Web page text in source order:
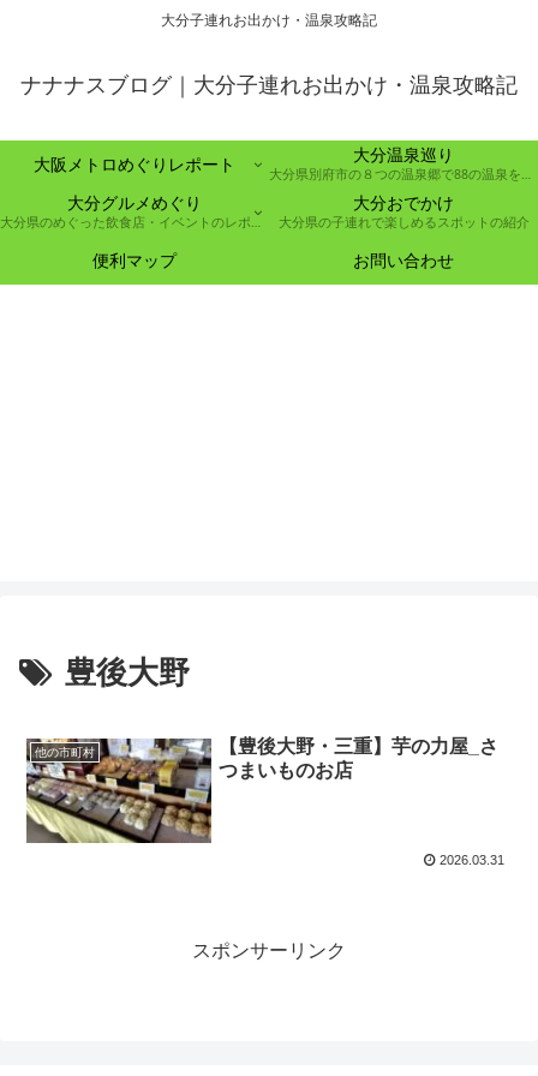
大分子連れお出かけ・温泉攻略記
ナナナスブログ｜大分子連れお出かけ・温泉攻略記
大阪メトロめぐりレポート 大分温泉巡り
大分県別府市の８つの温泉郷で88の温泉を巡る取り組み
大分グルメめぐり
大分県のめぐった飲食店・イベントのレポート
大分おでかけ
大分県の子連れで楽しめるスポットの紹介
便利マップ お問い合わせ
豊後大野
他の市町村
【豊後大野・三重】芋の力屋_さ
つまいものお店
2026.03.31
スポンサーリンク